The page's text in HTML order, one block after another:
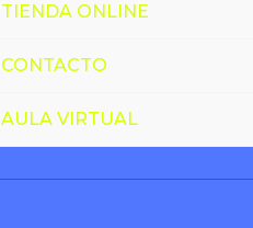
TIENDA ONLINE
CONTACTO
AULA VIRTUAL